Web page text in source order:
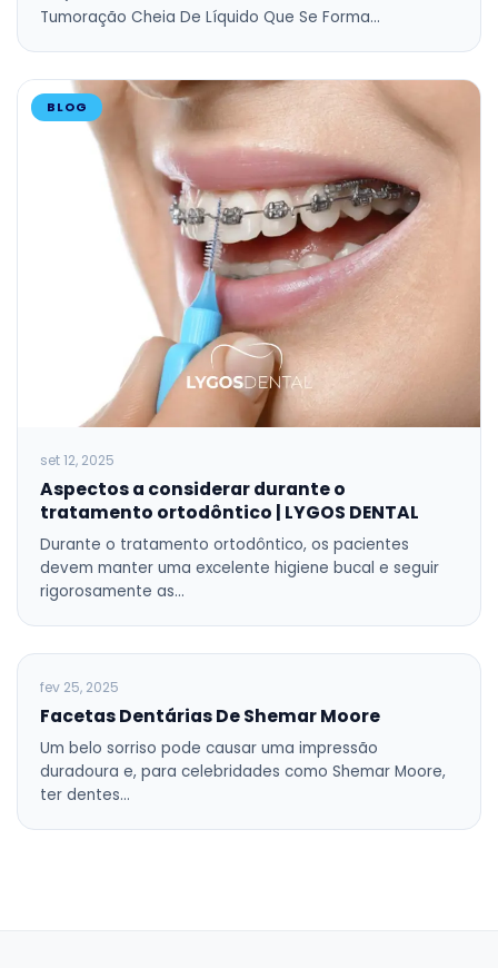
Tumoração Cheia De Líquido Que Se Forma…
BLOG
set 12, 2025
Aspectos a considerar durante o
tratamento ortodôntico | LYGOS DENTAL
Durante o tratamento ortodôntico, os pacientes
devem manter uma excelente higiene bucal e seguir
rigorosamente as…
BLOG
fev 25, 2025
Facetas Dentárias De Shemar Moore
Um belo sorriso pode causar uma impressão
duradoura e, para celebridades como Shemar Moore,
ter dentes…